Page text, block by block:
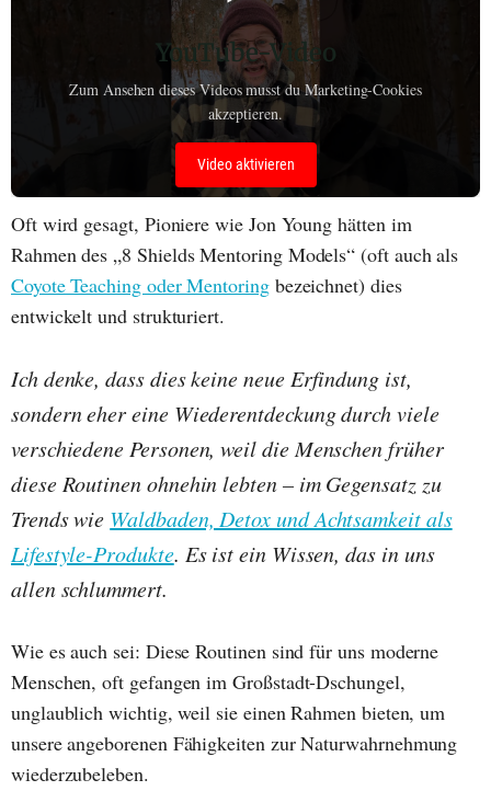
YouTube-Video
Zum Ansehen dieses Videos musst du Marketing-Cookies
akzeptieren.
Video aktivieren
Oft wird gesagt, Pioniere wie Jon Young hätten im
Rahmen des „8 Shields Mentoring Models“ (oft auch als
Coyote Teaching oder Mentoringbezeichnet) dies
entwickelt und strukturiert.
Ich denke, dass dies keine neue Erfindung ist,
sondern eher eine Wiederentdeckung durch viele
verschiedene Personen, weil die Menschen früher
diese Routinen ohnehin lebten – im Gegensatz zu
Trends wie Waldbaden, Detox und Achtsamkeit als
Lifestyle-Produkte. Es ist ein Wissen, das in uns
allen schlummert.
Wie es auch sei: Diese Routinen sind für uns moderne
Menschen, oft gefangen im Großstadt-Dschungel,
unglaublich wichtig, weil sie einen Rahmen bieten, um
unsere angeborenen Fähigkeiten zur Naturwahrnehmung
wiederzubeleben.